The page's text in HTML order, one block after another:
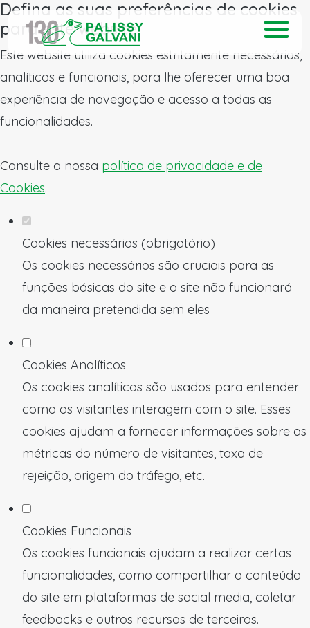
Defina as suas preferências de cookies
para este website.
Este website utiliza cookies estritamente necessários,
analíticos e funcionais, para lhe oferecer uma boa
experiência de navegação e acesso a todas as
funcionalidades.
Consulte a nossa política de privacidade e de
Cookies.
Cookies necessários (obrigatório)
Os cookies necessários são cruciais para as
funções básicas do site e o site não funcionará
da maneira pretendida sem eles
Cookies Analíticos
Os cookies analíticos são usados para entender
como os visitantes interagem com o site. Esses
cookies ajudam a fornecer informações sobre as
métricas do número de visitantes, taxa de
rejeição, origem do tráfego, etc.
Cookies Funcionais
Os cookies funcionais ajudam a realizar certas
funcionalidades, como compartilhar o conteúdo
do site em plataformas de social media, coletar
feedbacks e outros recursos de terceiros.